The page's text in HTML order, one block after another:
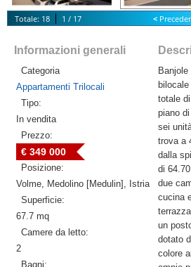
Totale: 18 1 / 17 <
Start Slideshow
Informazioni generali
Categoria
Appartamenti Trilocali
Tipo:
In vendita
Prezzo:
€ 349 000
Posizione:
Volme, Medolino [Medulin], Istria
Superficie:
67.7 mq
Camere da letto:
2
Bagni:
Banjole
totale
piano
sei
trova a
dalla
di
due
cucina
un
dotato
colore